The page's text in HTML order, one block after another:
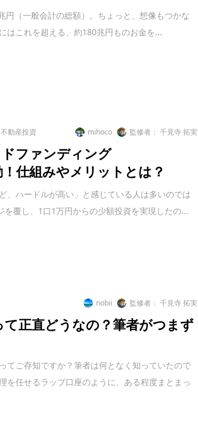
円（一般会計の総額）。ちょっと、想像もつかな
はこれを超える、約180兆円ものお金を...
不動産投資 mihoco 監修者： 千見寺 拓実
ファンディング
！仕組みやメリットとは？
、ハードルが高い」と感じている人は多いのでは
を覆し、1口1万円からの少額投資を実現したの...
nobii 監修者： 千見寺 拓実
正直どうなの？筆者がつまず
てご存知ですか？筆者は何となく知っていたので
を任せるラップ口座のように、ある程度まとまっ